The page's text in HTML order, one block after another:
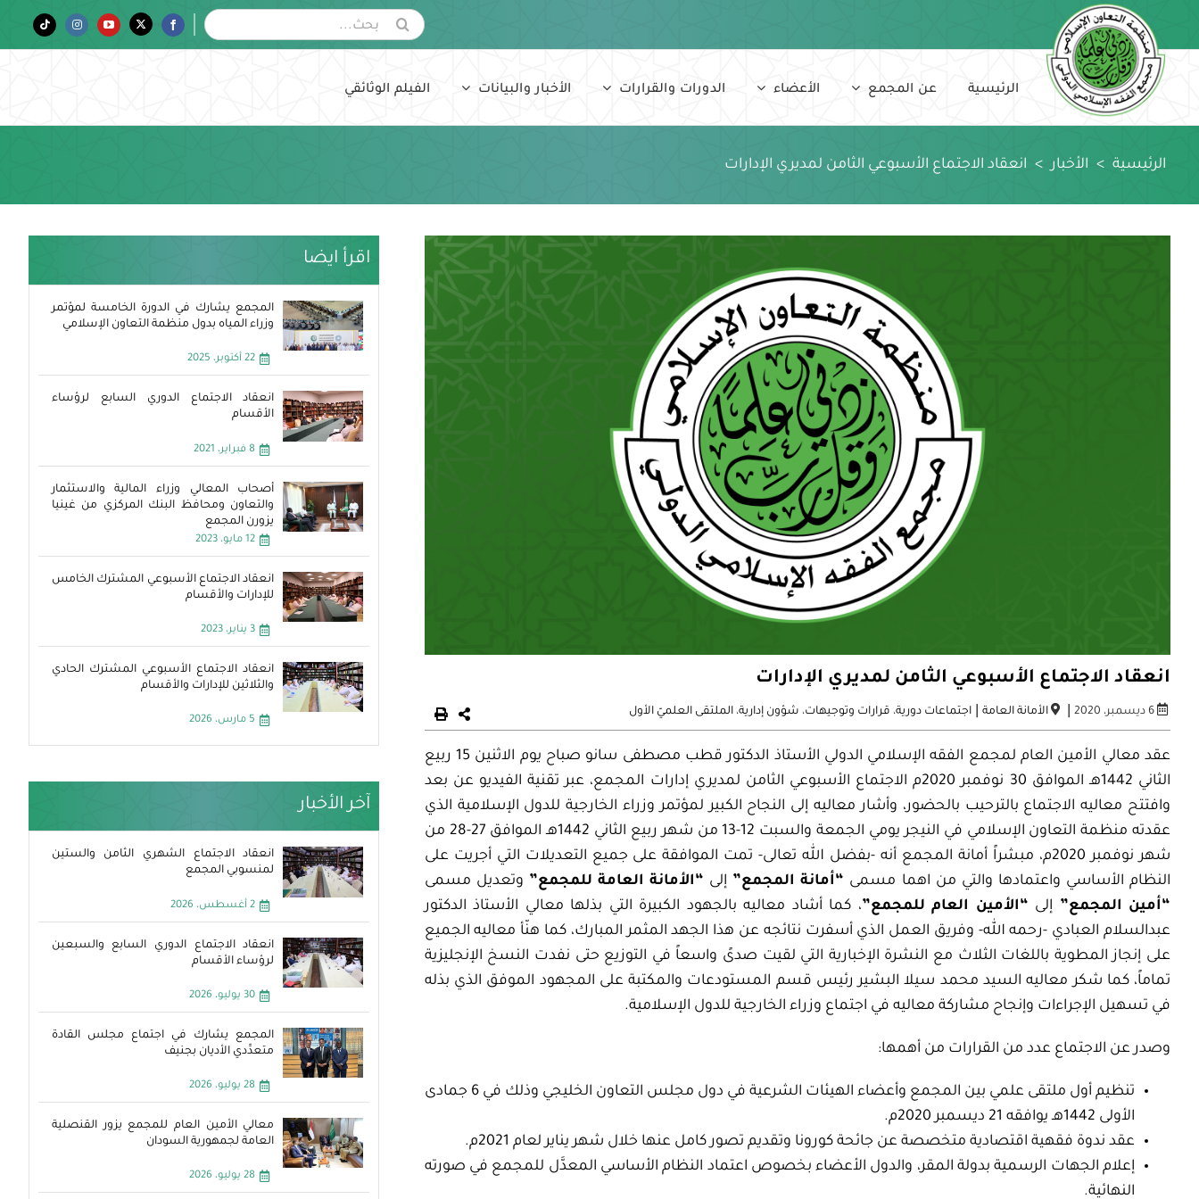
content
البحث
عن:
Facebook
Twitter
YouTube
Instagram
Tiktok
الرئيسية عن المجمع الأعضاء الدورات والقرارات الأخبار والبيانات الفيلم الوثائقي
الرئيسية > الأخبار > انعقاد الاجتماع الأسبوعي الثامن لمديري الإدارات
انعقاد الاجتماع الأسبوعي الثامن لمديري الإدارات
6 ديسمبر، 2020 | الأمانة العامة| اجتماعات دورية، قرارات وتوجيهات، شؤون إدارية، الملتقى العلميّ الأول
عقد معالي الأمين العام لمجمع الفقه الإسلامي الدولي الأستاذ الدكتور قطب مصطفى سانو صباح يوم الاثنين 15 ربيع
الثاني 1442هـ الموافق 30 نوفمبر 2020م الاجتماع الأسبوعي الثامن لمديري إدارات المجمع، عبر تقنية الفيديو عن بعد
وافتتح معاليه الاجتماع بالترحيب بالحضور، وأشار معاليه إلى النجاح الكبير لمؤتمر وزراء الخارجية للدول الإسلامية الذي
عقدته منظمة التعاون الإسلامي في النيجر يومي الجمعة والسبت 12-13 من شهر ربيع الثاني 1442هـ الموافق 27-28 من
شهر نوفمبر 2020م، مبشراً أمانة المجمع أنه -بفضل الله تعالى- تمت الموافقة على جميع التعديلات التي أجريت على
النظام الأساسي واعتمادها والتي من اهما مسمى “أمانة المجمع” إلى “الأمانة العامة للمجمع” وتعديل مسمى
“أمين المجمع” إلى “الأمين العام للمجمع”، كما أشاد معاليه بالجهود الكبيرة التي بذلها معالي الأستاذ الدكتور
عبدالسلام العبادي -رحمه الله- وفريق العمل الذي أسفرت نتائجه عن هذا الجهد المثمر المبارك، كما هنّأ معاليه الجميع
على إنجاز المطوية باللغات الثلاث مع النشرة الإخبارية التي لقيت صدىً واسعاً في التوزيع حتى نفدت النسخ الإنجليزية
تماماً، كما شكر معاليه السيد محمد سيلا البشير رئيس قسم المستودعات والمكتبة على المجهود الموفق الذي بذله
في تسهيل الإجراءات وإنجاح مشاركة معاليه في اجتماع وزراء الخارجية للدول الإسلامية.
وصدر عن الاجتماع عدد من القرارات من أهمها:
تنظيم أول ملتقى علمي بين المجمع وأعضاء الهيئات الشرعية في دول مجلس التعاون الخليجي وذلك في 6 جمادى
الأولى 1442هـ يوافقه 21 ديسمبر 2020م.
عقد ندوة فقهية اقتصادية متخصصة عن جائحة كورونا وتقديم تصور كامل عنها خلال شهر يناير لعام 2021م.
إعلام الجهات الرسمية بدولة المقر، والدول الأعضاء بخصوص اعتماد النظام الأساسي المعدَّل للمجمع في صورته
النهائية.
اقرأ ايضا
المجمع يشارك في الدورة الخامسة لمؤتمر
وزراء المياه بدول منظمة التعاون الإسلامي
22 أكتوبر، 2025
انعقاد الاجتماع الدوري السابع لرؤساء
الأقسام
8 فبراير، 2021
أصحاب المعالي وزراء المالية والاستثمار
والتعاون ومحافظ البنك المركزي من غينيا
يزورن المجمع
12 مايو، 2023
انعقاد الاجتماع الأسبوعي المشترك الخامس
للإدارات والأقسام
3 يناير، 2023
انعقاد الاجتماع الأسبوعي المشترك الحادي
والثلاثين للإدارات والأقسام
5 مارس، 2026
آخر الأخبار
انعقاد الاجتماع الشهري الثامن والستين
لمنسوبي المجمع
2 أغسطس، 2026
انعقاد الاجتماع الدوري السابع والسبعين
لرؤساء الأقسام
30 يوليو، 2026
المجمع يشارك في اجتماع مجلس القادة
متعدِّدي الأديان بجنيف
28 يوليو، 2026
معالي الأمين العام للمجمع يزور القنصلية
العامة لجمهورية السودان
28 يوليو، 2026